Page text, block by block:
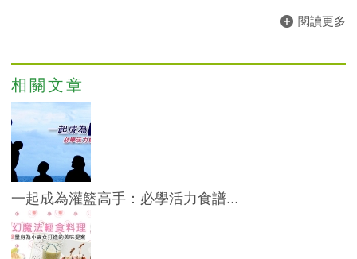
閱讀更多
相關文章
一起成為灌籃高手：必學活力食譜...